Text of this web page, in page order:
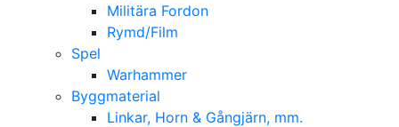
Militära Fordon
Rymd/Film
Spel
Warhammer
Byggmaterial
Linkar, Horn & Gångjärn, mm.